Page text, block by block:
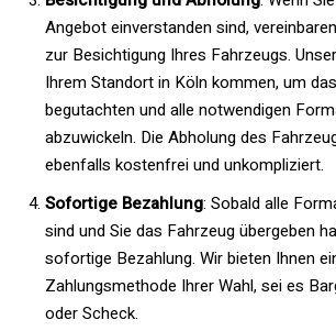
Angebot einverstanden sind,
zur Besichtigung Ihres Fahrzeugs.
Ihrem Standort in Köln kommen, um
begutachten und alle notwendigen
abzuwickeln. Die Abholung des
ebenfalls kostenfrei und unkompliziert.
Sofortige Bezahlung: Sobald alle
sind und Sie das Fahrzeug übergeben
sofortige Bezahlung. Wir bieten Ihnen
Zahlungsmethode Ihrer Wahl, sei es
oder Scheck.